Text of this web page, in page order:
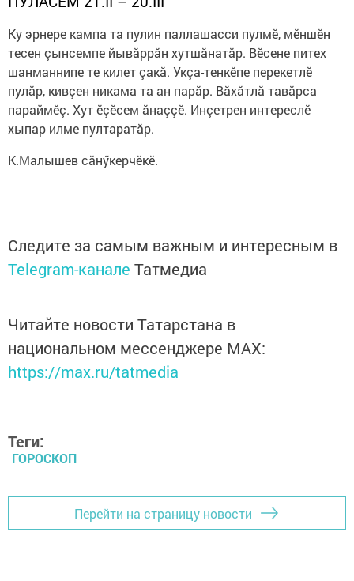
Ку эрнере кампа та пулин паллашасси пулмӗ, мӗншӗн
тесен çынсемпе йывăррăн хутшăнатăр. Вӗсене питех
шанманнипе те килет çакă. Укçа-тенкӗпе перекетлӗ
пулăр, кивçен никама та ан парăр. Вăхăтлă тавăрса
параймӗç. Хут ӗçӗсем ăнаççӗ. Инçетрен интереслӗ
хыпар илме пултаратăр.
К.Малышев сăнӳкерчӗкӗ.
Следите за самым важным и интересным в
Telegram-канале Татмедиа
Читайте новости Татарстана в
национальном мессенджере MАХ:
https://max.ru/tatmedia
Теги:
ГОРОСКОП
Перейти на страницу новости